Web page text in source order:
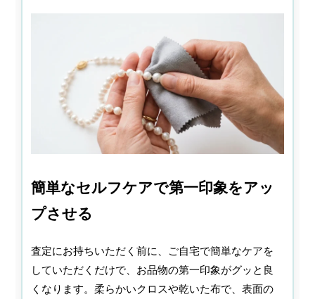
簡単なセルフケアで第一印象をアッ
プさせる
査定にお持ちいただく前に、ご自宅で簡単なケアを
していただくだけで、お品物の第一印象がグッと良
くなります。柔らかいクロスや乾いた布で、表面の